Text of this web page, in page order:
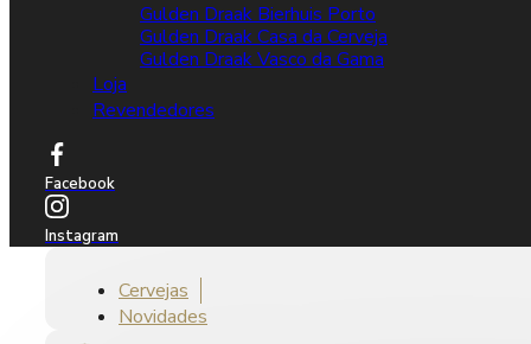
Gulden Draak Bierhuis Porto
Gulden Draak Casa da Cerveja
Gulden Draak Vasco da Gama
Loja
Revendedores
Facebook
Instagram
Cervejas
Novidades